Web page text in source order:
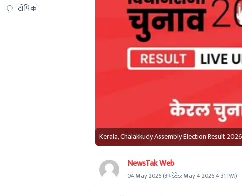
टॉपिक
Kerala, Chalakkudy Assembly Election Result 2026
NewsTak Web
04 May 2026(अपडेटेड: May 4 2026 4:31 PM)